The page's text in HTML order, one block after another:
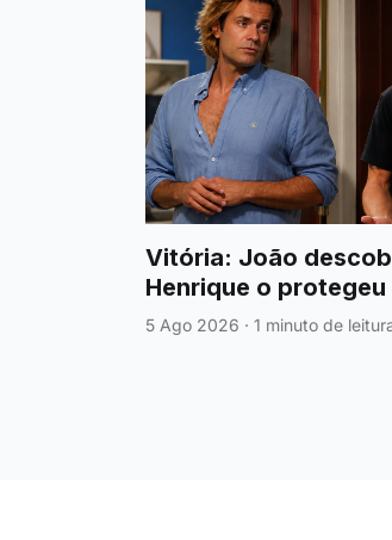
Vitória: João
Henrique o protegeu
fazem finalmente as
5 Ago 2026 · 1 minuto de